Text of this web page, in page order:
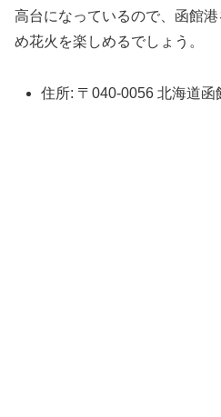
高台になっているので、函館
め花火を楽しめるでしょう。
住所: 〒040-0056 北海道函